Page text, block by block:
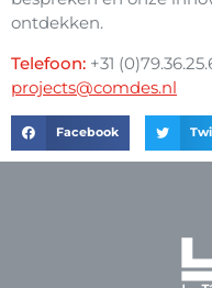
ontdekken.
Telefoon: +31
projects@comdes.nl
Facebook